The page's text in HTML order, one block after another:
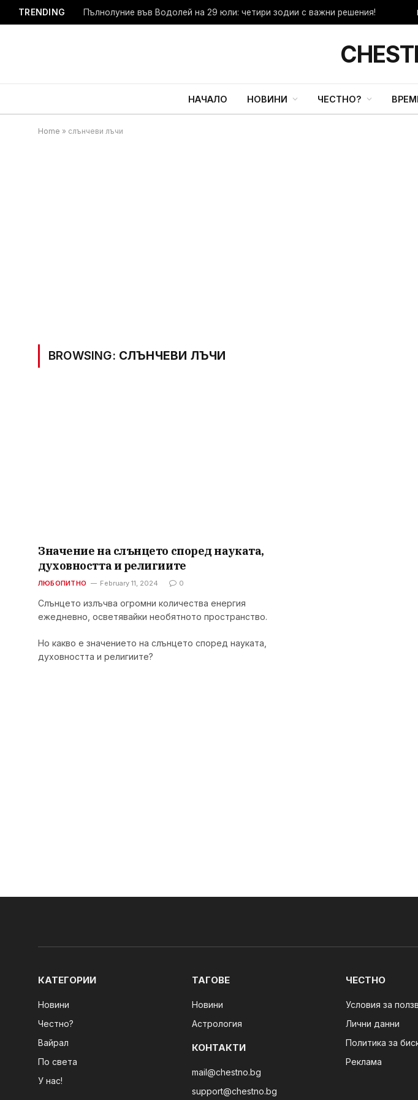
TRENDING Пълнолуние във Водолей на 29 юли: четири зодии с важни решения!
НАЧАЛО НОВИНИ ЧЕСТНО?
Home » слънчеви лъчи
BROWSING: СЛЪНЧЕВИ ЛЪЧИ
Значение на слънцето според науката,
духовността и религиите
ЛЮБОПИТНО February 11, 2024 0
Слънцето излъчва огромни количества енергия
ежедневно, осветявайки необятното пространство.
Но какво е значението на слънцето според науката,
духовността и религиите?
КАТЕГОРИИ
Новини
Честно?
Вайрал
По света
У нас!
ТАГОВЕ
Новини
Астрология
КОНТАКТИ
mail@chestno.bg
support@chestno.bg
ЧЕСТНО
Условия за
Лични данни
Политика за
Реклама